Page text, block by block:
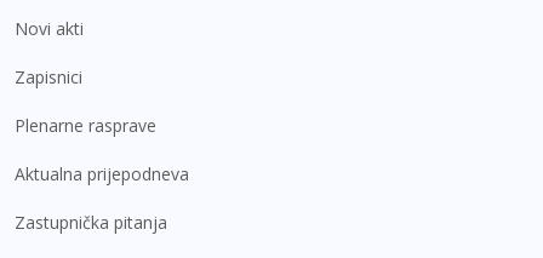
Novi akti
Zapisnici
Plenarne rasprave
Aktualna prijepodneva
Zastupnička pitanja